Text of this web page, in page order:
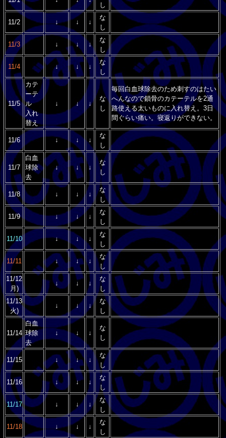
し
11/2 ↓ ↓ ↓
な
し
11/3 ↓ ↓ ↓
な
し
11/4 ↓ ↓ ↓
な
し
11/5
カテ
ーテ
ル
入れ
替え
↓ ↓ ↓
な
し
毎回白血球除去のため刺すのはたい
へんなので鎖骨のカテーテルを2通
路使える太いものに入れ替え。3日
間ぐらい痛い。寝返りができない。
11/6 ↓ ↓ ↓
な
し
11/7
白血
球除
去
↓ ↓ ↓
な
し
11/8 ↓ ↓ ↓
な
し
11/9 ↓ ↓ ↓
な
し
11/10 ↓ ↓ ↓
な
し
11/11 ↓ ↓ ↓
な
し
11/12
月)
↓ ↓ ↓
な
し
11/13
火)
↓ ↓ ↓
な
し
11/14
白血
球除
去
↓ ↓ ↓
な
し
11/15 ↓ ↓ ↓
な
し
11/16 ↓ ↓ ↓
な
し
11/17 ↓ ↓ ↓
な
し
11/18 ↓ ↓ ↓
な
し